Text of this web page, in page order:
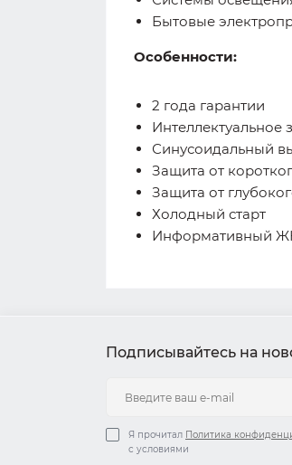
Бытовые
Особенности:
2 года гарантии
Интеллектуальное
Синусоидальный
Защита от
Защита от
Холодный старт
Информативный
Подписывайтесь на
Я прочитал Политика
с условиями